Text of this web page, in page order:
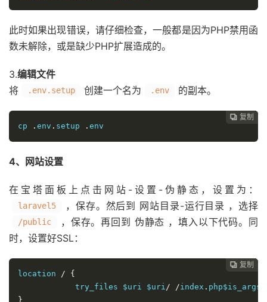
此时如果出现错误，请仔细检查，一般都是因为PHP禁用函
数未解除，或是缺少PHP扩展造成的。
3.编辑文件
将
.env.setup 创建一个名为 .env 的副本。
 复制
 复制
 复制
 复制
 复制
 复制
 复制
cp
. env . setup . env
4、网站设置
在宝塔面板上点击网站-设置-伪静态，设置为：
laravel5 ，保存。然后到 网站目录-运行目录 ，选择
/public
，保存。再回到 伪静态 ，填入以下代码。同
时，设置好SSL：
 复制
 复制
 复制
 复制
 复制
 复制
location /
{
            try_files $uri $uri
/ /index .
}